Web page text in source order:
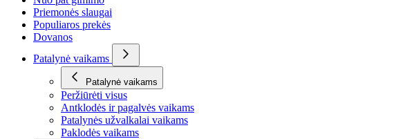
Priemonės slaugai
Populiaros prekės
Dovanos
Patalynė vaikams
Patalynė vaikams
Peržiūrėti visus
Antklodės ir pagalvės vaikams
Patalynės užvalkalai vaikams
Paklodės vaikams